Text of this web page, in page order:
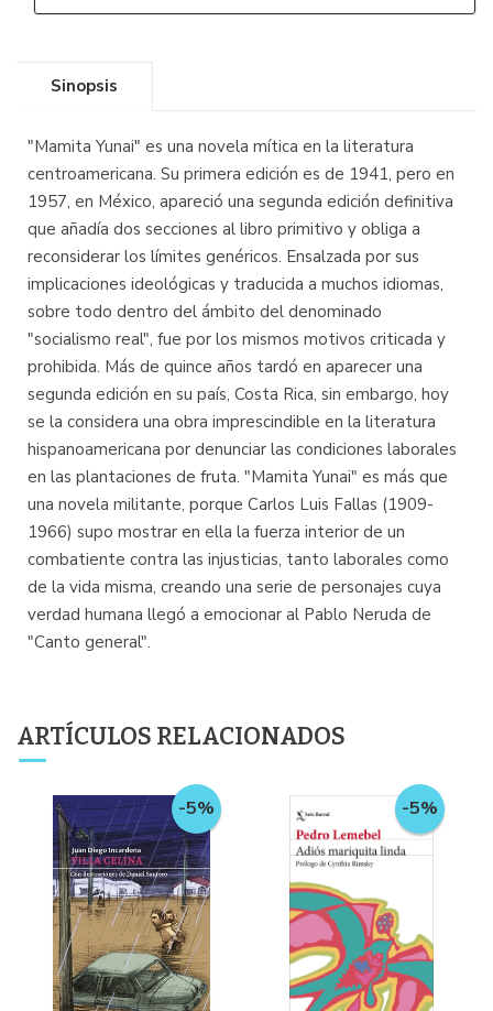
Sinopsis
"Mamita Yunai" es una novela mítica en la literatura
centroamericana. Su primera edición es de 1941, pero en
1957, en México, apareció una segunda edición definitiva
que añadía dos secciones al libro primitivo y obliga a
reconsiderar los límites genéricos. Ensalzada por sus
implicaciones ideológicas y traducida a muchos idiomas,
sobre todo dentro del ámbito del denominado
"socialismo real", fue por los mismos motivos criticada y
prohibida. Más de quince años tardó en aparecer una
segunda edición en su país, Costa Rica, sin embargo, hoy
se la considera una obra imprescindible en la literatura
hispanoamericana por denunciar las condiciones laborales
en las plantaciones de fruta. "Mamita Yunai" es más que
una novela militante, porque Carlos Luis Fallas (1909-
1966) supo mostrar en ella la fuerza interior de un
combatiente contra las injusticias, tanto laborales como
de la vida misma, creando una serie de personajes cuya
verdad humana llegó a emocionar al Pablo Neruda de
"Canto general".
ARTÍCULOS RELACIONADOS
-5% -5%